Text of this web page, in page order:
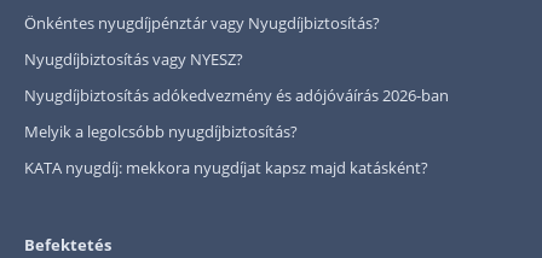
Önkéntes nyugdíjpénztár vagy Nyugdíjbiztosítás?
Nyugdíjbiztosítás vagy NYESZ?
Nyugdíjbiztosítás adókedvezmény és adójóváírás 2026-ban
Melyik a legolcsóbb nyugdíjbiztosítás?
KATA nyugdíj: mekkora nyugdíjat kapsz majd katásként?
Befektetés